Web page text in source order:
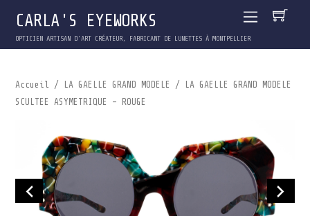
CARLA'S EYEWORKS
OPTICIEN ARTISAN D'ART CRÉATEUR, FABRICANT DE LUNETTES À MONTPELLIER
Accueil / LA GAELLE GRAND MODELE
/ LA GAELLE GRAND MODELE
SCULTEE ASYMETRIQUE – ROUGE